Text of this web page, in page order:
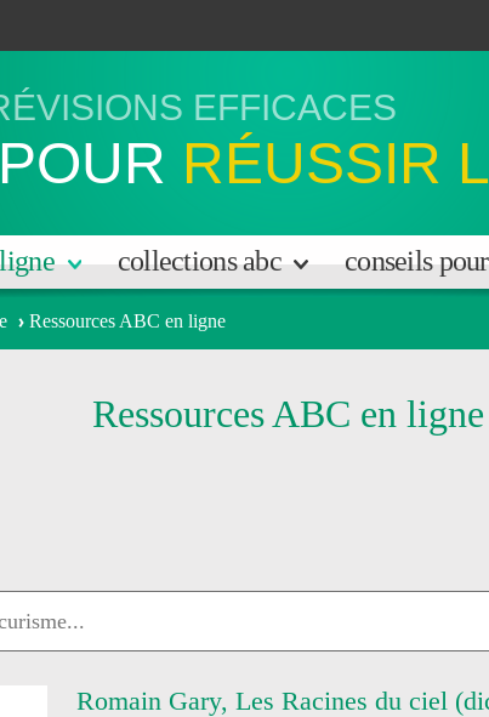
EFFICACES
POUR RÉUSSIR
collections abc conseils
Ressources ABC en ligne
Ressources ABC en ligne
Romain Gary, Les Racines du ciel